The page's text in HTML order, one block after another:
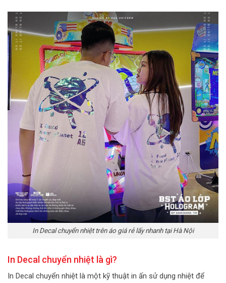
In Decal chuyển nhiệt trên áo giá rẻ lấy nhanh tại Hà Nội
In Decal chuyển nhiệt là gì?
In Decal chuyển nhiệt là một kỹ thuật in ấn sử dụng nhiệt để